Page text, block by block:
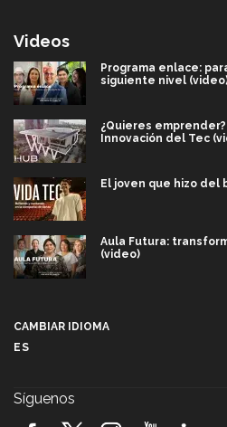
Videos
Programa enlace:
siguiente nivel
¿Quieres
Innovación del Tec
El joven que hizo del
Aula Futura:
(video)
CAMBIAR IDIOMA
ES
Síguenos